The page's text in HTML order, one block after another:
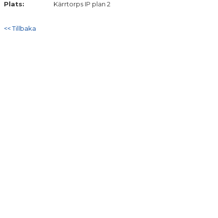
Plats:
Kärrtorps IP plan 2
<< Tillbaka